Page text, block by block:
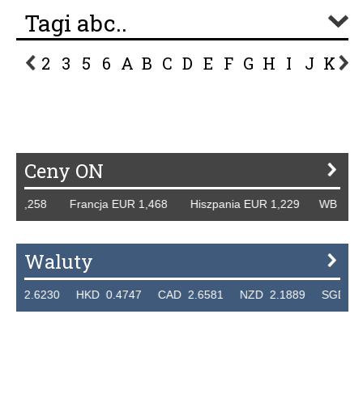
Tagi abc..
2 3 5 6 A B C D E F G H I J K L
Ceny ON
Francja EUR 1,468 Hiszpania EUR 1,229 WB GBP
Waluty
HKD 0.4747 CAD 2.6581 NZD 2.1889 SGD